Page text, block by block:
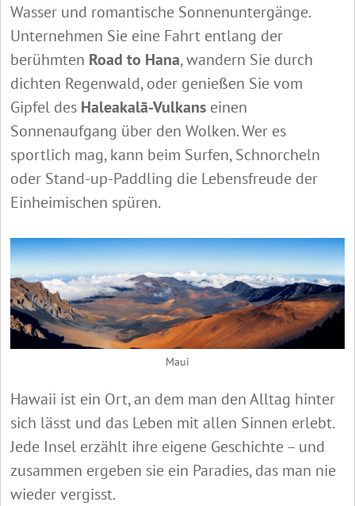
Wasser und romantische Sonnenuntergänge.
Unternehmen Sie eine Fahrt entlang der
berühmten Road to Hana, wandern Sie durch
dichten Regenwald, oder genießen Sie vom
Gipfel des Haleakalā-Vulkans einen
Sonnenaufgang über den Wolken. Wer es
sportlich mag, kann beim Surfen, Schnorcheln
oder Stand-up-Paddling die Lebensfreude der
Einheimischen spüren.
Maui
Hawaii ist ein Ort, an dem man den Alltag hinter
sich lässt und das Leben mit allen Sinnen erlebt.
Jede Insel erzählt ihre eigene Geschichte – und
zusammen ergeben sie ein Paradies, das man nie
wieder vergisst.